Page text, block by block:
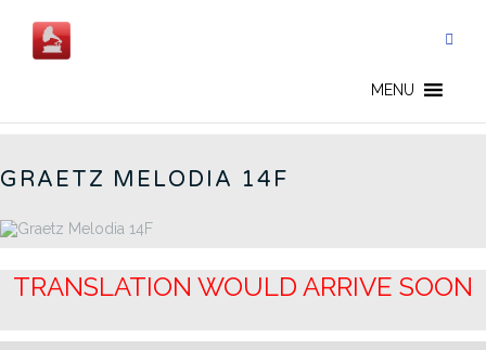
content
MENU
GRAETZ MELODIA 14F
TRANSLATION WOULD ARRIVE SOON